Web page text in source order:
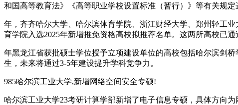
和国高等教育法》《高等职业学校设置标准（暂行）》等有关规定
年，齐齐哈尔大学、哈尔滨体育学院、浙江财经大学、郑州轻工
育学院入选2025年新增推免资格高校拟推荐名单。这两所高校已
年黑龙江省获批硕士学位授予立项建设单位的高校包括哈尔滨剑
生，未来将通过3-5年建设提升学科竞争力。
985哈尔滨工业大学,新增网络空间安全专硕!
哈尔滨工业大学23考研计算学部新增了电子信息专硕，具体方向